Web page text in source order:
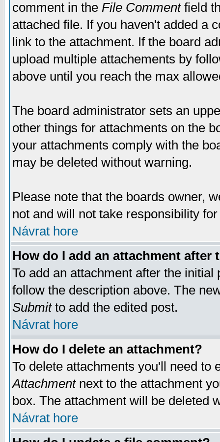
comment in the File Commentfield
attached file. If you haven't added a
link to the attachment. If the board
upload multiple attachements by
above until you reach the max
The board administrator sets an
other things for attachments on the
your attachments comply with the
may be deleted without warning.
Please note that the boards owner,
not and will not take responsibility
Návrat hore
How do I add an attachment after
To add an attachment after the
follow the description above. The
Submitto add the edited post.
Návrat hore
How do I delete an attachment?
To delete attachments you'll need
Attachmentnext to the attachment
box. The attachment will be deleted
Návrat hore